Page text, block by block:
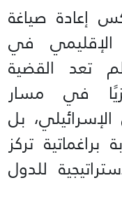
إعادة صياغة
الإقليمي في
تعد القضية
في مسار
الإسرائيلي، بل
تركز
للدول